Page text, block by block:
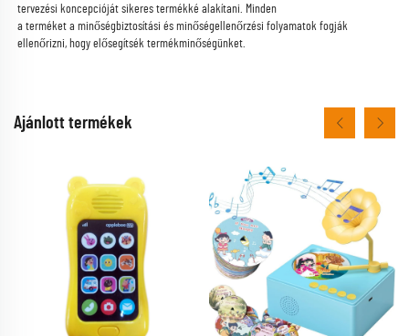
tervezési koncepcióját sikeres termékké alakítani. Minden
a terméket a minőségbiztosítási és minőségellenőrzési folyamatok fogják
ellenőrizni, hogy elősegítsék termékminőségünket.
Ajánlott termékek